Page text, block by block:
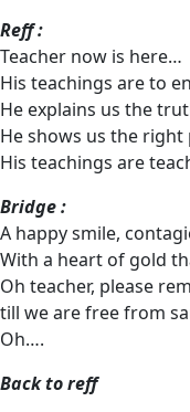
Reff :
Teacher now is here…
His teachings are to
He explains us the
He shows us the right
His teachings are
Bridge :
A happy smile,
With a heart of gold
Oh teacher, please
till we are free from
Oh….
Back to reff